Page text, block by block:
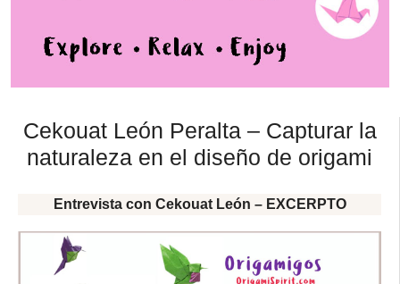
Cekouat León Peralta – Capturar la
naturaleza en el diseño de origami
Entrevista con Cekouat León – EXCERPTO